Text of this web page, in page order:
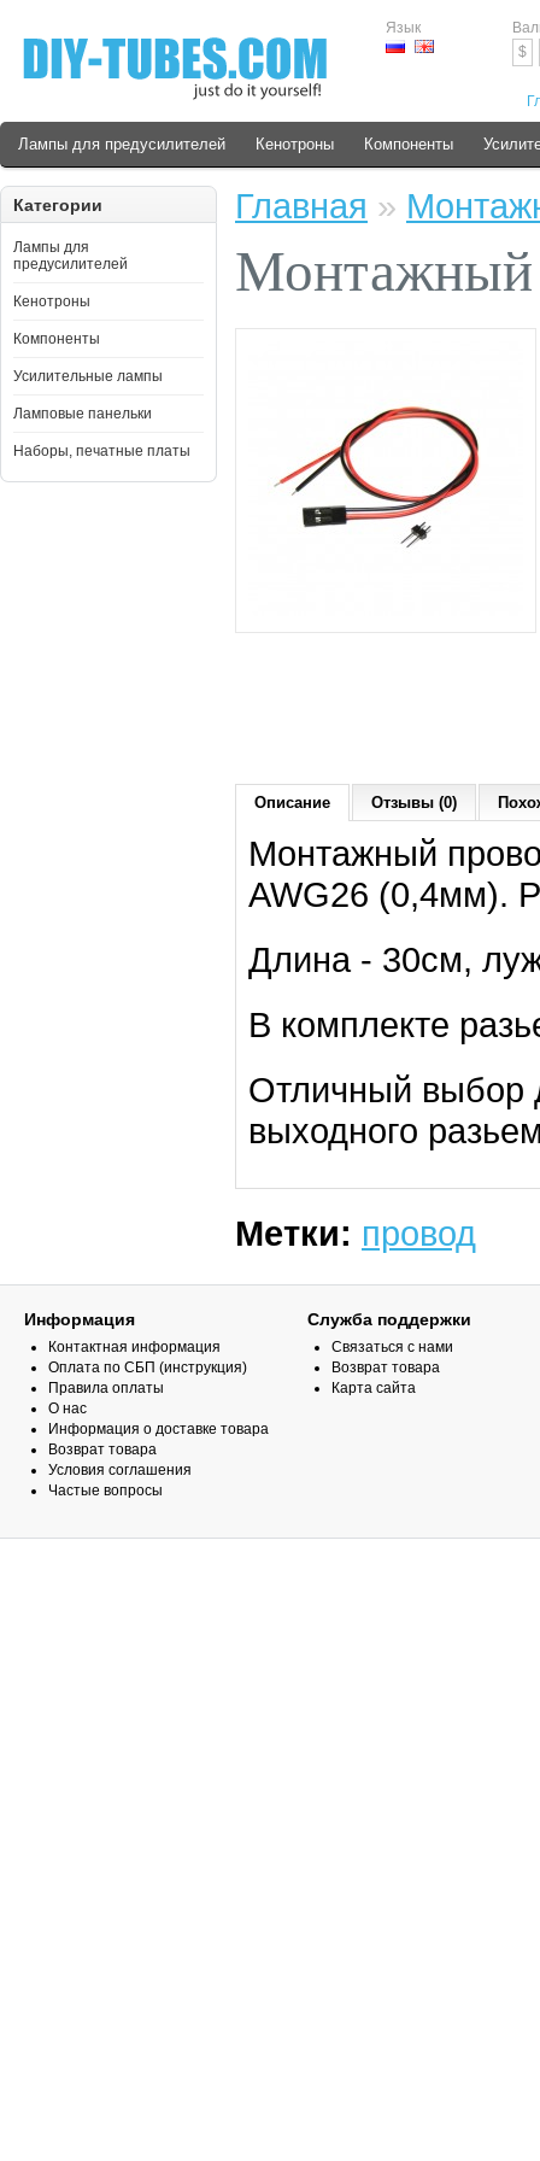
Язык
$
Лампы для предусилителей Кенотроны Компоненты
Категории
Лампы для
предусилителей
Кенотроны
Компоненты
Усилительные лампы
Ламповые панельки
Наборы, печатные платы
Главная »
Монтажный
Описание Отзывы (0)
Монтажный
AWG26 (0,4мм).
Длина - 30см,
В комплекте
Отличный выбор
выходного
Метки: провод
Информация
Контактная информация
Оплата по СБП (инструкция)
Правила оплаты
О нас
Информация о доставке товара
Возврат товара
Условия соглашения
Частые вопросы
Служба поддержки
Связаться с нами
Возврат товара
Карта сайта